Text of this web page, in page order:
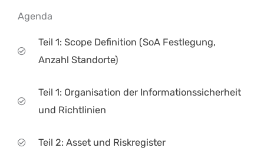
Agenda
Teil 1: Scope Definition (SoA Festlegung,
Anzahl Standorte)
Teil 1: Organisation der Informationssicherheit
und Richtlinien
Teil 2: Asset und Riskregister